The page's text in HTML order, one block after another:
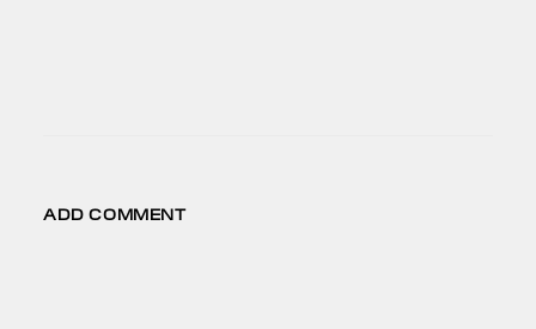
ADD COMMENT